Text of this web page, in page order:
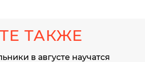
ТАКЖЕ
в августе научатся